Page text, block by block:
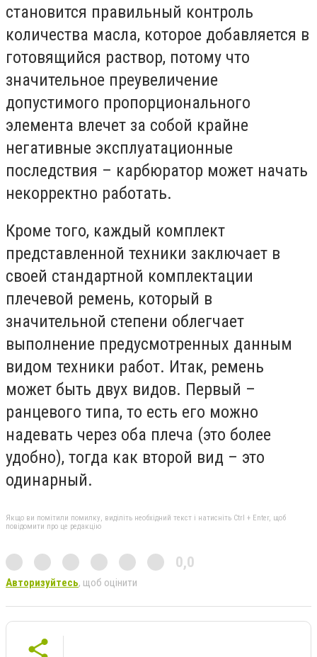
становится правильный контроль
количества масла, которое добавляется в
готовящийся раствор, потому что
значительное преувеличение
допустимого пропорционального
элемента влечет за собой крайне
негативные эксплуатационные
последствия – карбюратор может начать
некорректно работать.
Кроме того, каждый комплект
представленной техники заключает в
своей стандартной комплектации
плечевой ремень, который в
значительной степени облегчает
выполнение предусмотренных данным
видом техники работ. Итак, ремень
может быть двух видов. Первый –
ранцевого типа, то есть его можно
надевать через оба плеча (это более
удобно), тогда как второй вид – это
одинарный.
Якщо ви помітили помилку, виділіть необхідний текст і натисніть Ctrl + Enter, щоб
повідомити про це редакцію
0,0
Авторизуйтесь, щоб оцінити